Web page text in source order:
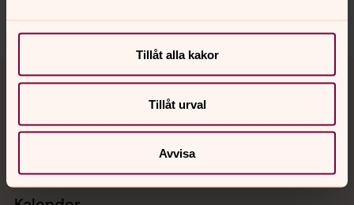
Tillåt alla kakor
Tillåt urval
Avvisa